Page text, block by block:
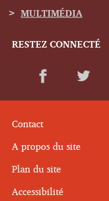
MULTIMÉDIA
RESTEZ CONNECTÉ
Contact
A propos du site
Plan du site
Accessibilité